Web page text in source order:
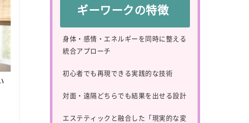
ギーワークの特徴
身体・感情・エネルギーを同時に整える
統合アプローチ
初心者でも再現できる実践的な技術
対面・遠隔どちらでも結果を出せる設計
エステティックと融合した「現実的な変